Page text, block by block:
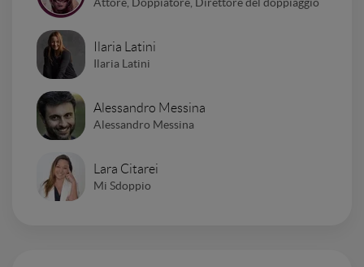
Ilaria Latini
Ilaria Latini
Alessandro Messina
Alessandro Messina
Lara Citarei
Mi Sdoppio